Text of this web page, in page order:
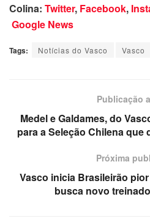
Colina: Twitter, Facebook,
Google News
Tags: Notícias do Vasco Vasco
Publicação
Medel e Galdames, do
para a Seleção Chilena que
Próxima
Vasco inicia Brasileirão
busca novo